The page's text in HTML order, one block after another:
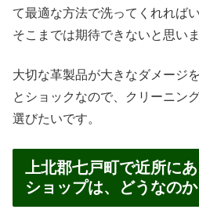
て最適な方法で洗ってくれれば
そこまでは期待できないと思いま
大切な革製品が大きなダメージ
とショックなので、クリーニン
選びたいです。
上北郡七戸町で近所にあ
ショップは、どうなのか